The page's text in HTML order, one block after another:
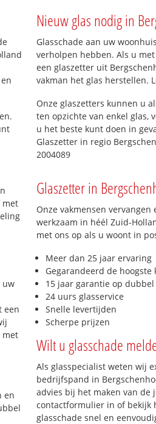
Ackers
Hoeksekade
Weg en
met
uw
een
met
en
Nieuw glas nodig in
Glasschade aan uw
verholpen hebben. Als u
een glaszetter uit
vakman het glas herstellen.
Onze glaszetters kunnen u
ten opzichte van enkel glas,
u het beste kunt doen in
Glaszetter in regio
2004089
Glaszetter in
Onze vakmensen
werkzaam in héél Zuid-
met ons op als u woont in
Meer dan 25 jaar ervaring
Gegarandeerd de hoogste
15 jaar garantie op
24 uurs glasservice
Snelle levertijden
Scherpe prijzen
Wilt u glasschade
Als glasspecialist weten wij
bedrijfspand in
advies bij het maken van de
contactformulier in of bekijk
glasschade snel en